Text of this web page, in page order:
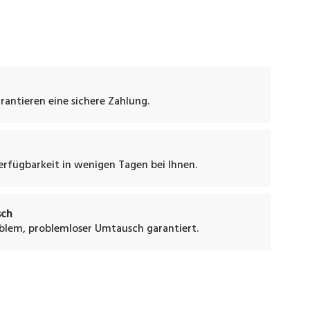
eine sichere Zahlung.
in wenigen Tagen bei Ihnen.
problemloser Umtausch garantiert.